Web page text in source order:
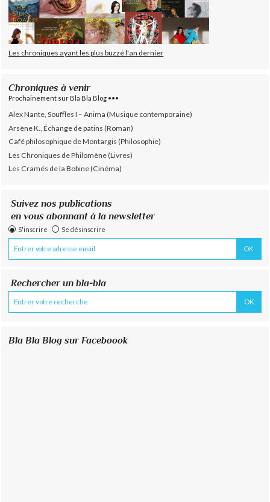
Les chroniques ayant les plus buzzé l'an dernier
Chroniques à venir
Prochainement sur Bla Bla Blog •••
Alex Nante, Souffles I – Anima (Musique contemporaine)
Arsène K., Échange de patins (Roman)
Café philosophique de Montargis (Philosophie)
Les Chroniques de Philomène (Livres)
Les Cramés de la Bobine (Cinéma)
Suivez nos publications
en vous abonnant à la newsletter
S'inscrire Se désinscrire
Rechercher un bla-bla
Bla Bla Blog sur Faceboook